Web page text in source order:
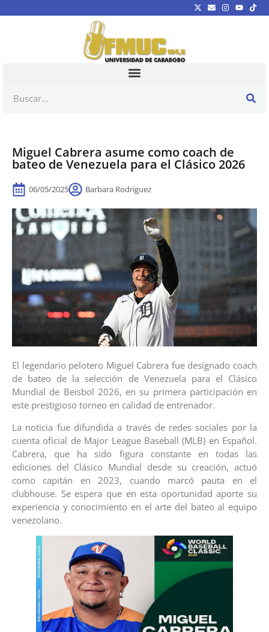
Miguel Cabrera asume como coach de
bateo de Venezuela para el Clásico 2026
06/05/2025 Barbara Rodríguez
El legendario pelotero Miguel Cabrera fue designado coach
de bateo de la selección de Venezuela para el Clásico
Mundial de Beisbol 2026, en su primera participación en
este prestigioso torneo en calidad de entrenador.
La noticia fue difundida a través de redes sociales por la
cuenta oficial de Major League Baseball (MLB) en Español.
Cabrera, que ha sido figura constante en todas las
ediciones del Clásico Mundial desde su creación, actuó
como capitán en 2023, cuando marcó pauta en el
clubhouse. Se espera que en esta oportunidad aporte su
experiencia y conocimiento en el arte del bateo al equipo
venezolano.